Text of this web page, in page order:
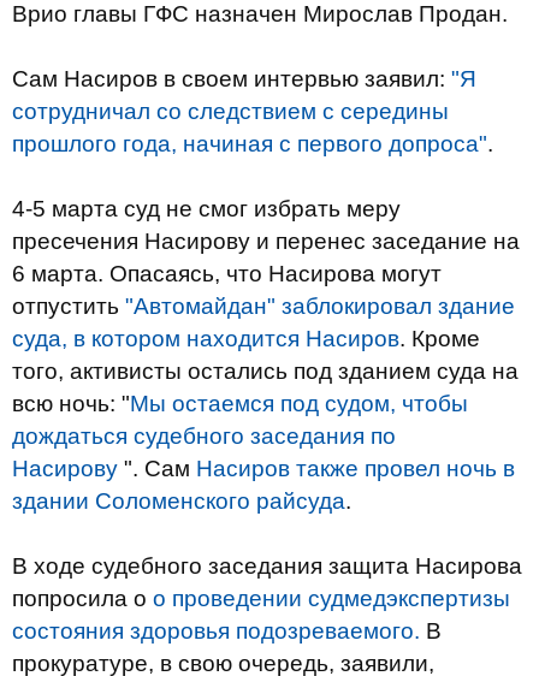
Врио главы ГФС назначен Мирослав Продан.
Сам Насиров в своем интервью заявил: "Я
сотрудничал со следствием с середины
прошлого года, начиная с первого допроса".
4-5 марта суд не смог избрать меру
пресечения Насирову и перенес заседание на
6 марта. Опасаясь, что Насирова могут
отпустить "Автомайдан" заблокировал здание
суда, в котором находится Насиров. Кроме
того, активисты остались под зданием суда на
всю ночь: "Мы остаемся под судом, чтобы
дождаться судебного заседания по
Насирову ". Сам Насиров также провел ночь в
здании Соломенского райсуда.
В ходе судебного заседания защита Насирова
попросила о о проведении судмедэкспертизы
состояния здоровья подозреваемого. В
прокуратуре, в свою очередь, заявили,